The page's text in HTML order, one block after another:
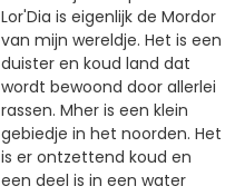
Lor'Dia is eigenlijk de Mordor
van mijn wereldje. Het is een
duister en koud land dat
wordt bewoond door allerlei
rassen. Mher is een klein
gebiedje in het noorden. Het
is er ontzettend koud en
een deel is in een water